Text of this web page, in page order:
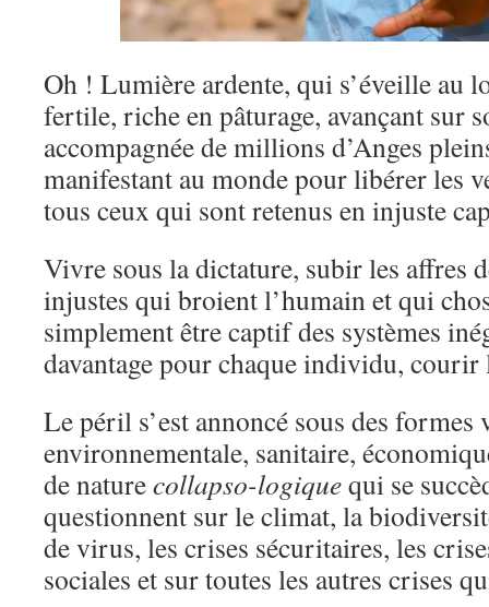
Oh ! Lumière ardente, qui s’éveille au
fertile, riche en pâturage, avançant sur
accompagnée de millions d’Anges
manifestant au monde pour libérer les
tous ceux qui sont retenus en injuste
Vivre sous la dictature, subir les affres
injustes qui broient l’humain et qui
simplement être captif des systèmes
davantage pour chaque individu,
Le péril s’est annoncé sous des formes
environnementale, sanitaire,
de naturecollapso-logiquequi se
questionnent sur le climat, la
de virus, les crises sécuritaires, les
sociales et sur toutes les autres crises